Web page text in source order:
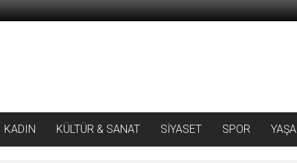
KADIN KÜLTÜR & SANAT SİYASET SPOR